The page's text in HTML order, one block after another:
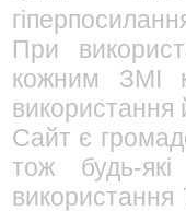
При
кожним ЗМІ
використання
Сайт є
тож будь-
використання